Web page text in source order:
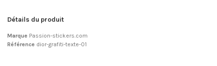
Détails du produit
Marque Passion-stickers.com
Référence dior-grafiti-texte-01